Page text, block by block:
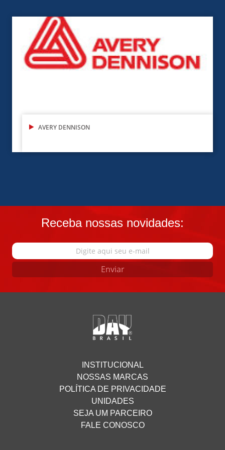
AVERY DENNISON
Receba nossas novidades:
Enviar
INSTITUCIONAL
NOSSAS MARCAS
POLÍTICA DE PRIVACIDADE
UNIDADES
SEJA UM PARCEIRO
FALE CONOSCO